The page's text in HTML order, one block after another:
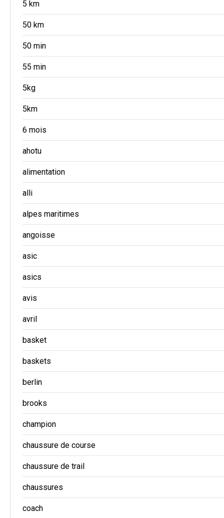
5 km
50 km
50 min
55 min
5kg
5km
6 mois
ahotu
alimentation
alli
alpes maritimes
angoisse
asic
asics
avis
avril
basket
baskets
berlin
brooks
champion
chaussure de course
chaussure de trail
chaussures
coach